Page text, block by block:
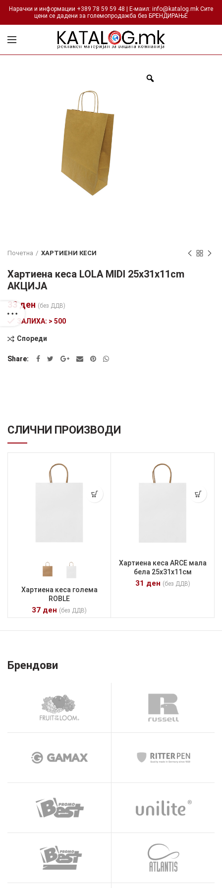
Нарачки и информации +389 78 59 59 48 | Е-маил: info@katalog.mk Сите
цени се дадени за големопродажба без БРЕНДИРАЊЕ
Почетна ХАРТИЕНИ КЕСИ
Хартиена кеса LOLA MIDI 25x31x11cm
АКЦИЈА
33 ден (без ДДВ)
ЗАЛИХА: > 500
Alternative:
Спореди
Share
СЛИЧНИ ПРОИЗВОДИ
Хартиена кеса голема
ROBLE
37 ден (без ДДВ)
Хартиена кеса ARCE мала
бела 25х31х11см
31 ден (без ДДВ)
Брендови